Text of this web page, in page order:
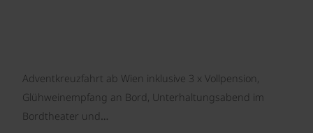
Adventkreuzfahrt ab Wien inklusive 3 x Vollpension,
Glühweinempfang an Bord, Unterhaltungsabend im
Bordtheater und…